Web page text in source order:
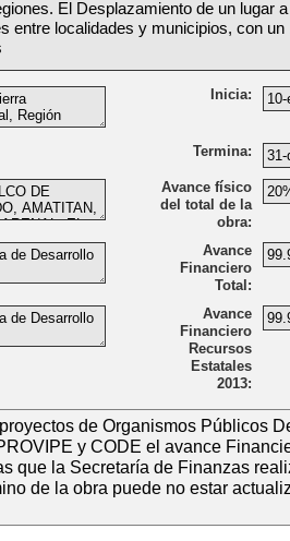
Inicia:
Termina:
Avance físico
del total de la
obra:
Avance
Financiero
Total:
Avance
Financiero
Recursos
Estatales
2013:
de Organismos Públicos
y CODE el avance
que la Secretaría de Finanzas
de la obra puede no estar